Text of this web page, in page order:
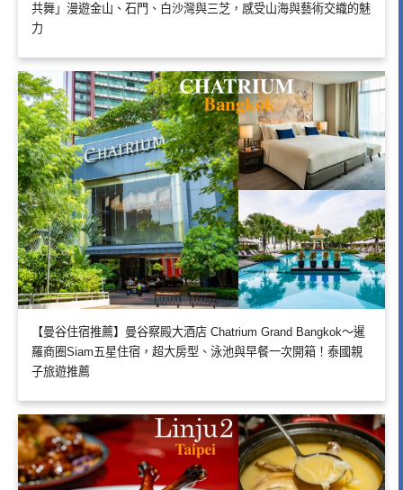
共舞」漫遊金山、石門、白沙灣與三芝，感受山海與藝術交織的魅
力
【曼谷住宿推薦】曼谷察殿大酒店 Chatrium Grand Bangkok～暹
羅商圈Siam五星住宿，超大房型、泳池與早餐一次開箱！泰國親
子旅遊推薦